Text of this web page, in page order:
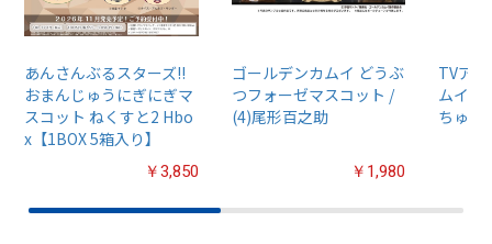
あんさんぶるスターズ!!
おまんじゅうにぎにぎマ
スコット ねくすと2 Hbo
x【1BOX 5箱入り】
￥3,850
ゴールデンカムイ どうぶ
つフォーゼマスコット /
(4)尾形百之助
￥1,980
TVア
ムイ』
ちゅる